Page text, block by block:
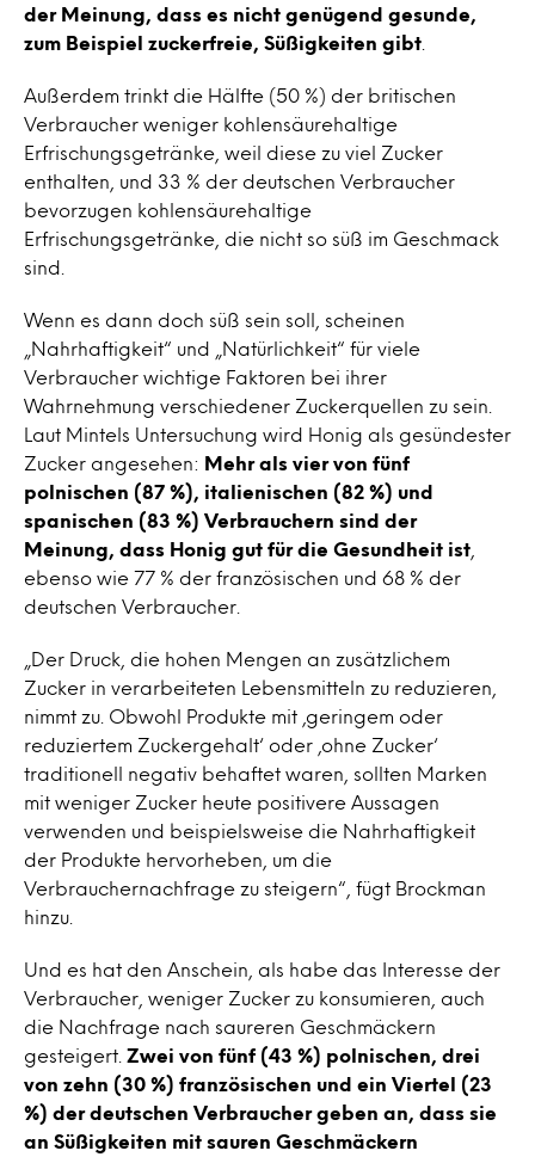
der Meinung, dass es nicht genügend gesunde,
zum Beispiel zuckerfreie, Süßigkeiten gibt
Außerdem trinkt die Hälfte (50 %) der britischen
Verbraucher weniger kohlensäurehaltige
Erfrischungsgetränke, weil diese zu viel Zucker
enthalten, und 33 % der deutschen Verbraucher
bevorzugen kohlensäurehaltige
Erfrischungsgetränke, die nicht so süß im Geschmack
sind.
Wenn es dann doch süß sein soll, scheinen
„Nahrhaftigkeit“ und „Natürlichkeit“ für viele
Verbraucher wichtige Faktoren bei ihrer
Wahrnehmung verschiedener Zuckerquellen zu sein.
Laut Mintels Untersuchung wird Honig als gesündester
Zucker angesehen:
Mehr als vier von fünf
polnischen (87 %), italienischen (82 %) und
spanischen (83 %) Verbrauchern sind der
Meinung, dass Honig gut für die Gesundheit ist
ebenso wie 77 % der französischen und 68 % der
deutschen Verbraucher.
„Der Druck, die hohen Mengen an zusätzlichem
Zucker in verarbeiteten Lebensmitteln zu reduzieren,
nimmt zu. Obwohl Produkte mit ‚geringem oder
reduziertem Zuckergehalt‘ oder ‚ohne Zucker‘
traditionell negativ behaftet waren, sollten Marken
mit weniger Zucker heute positivere Aussagen
verwenden und beispielsweise die Nahrhaftigkeit
der Produkte hervorheben, um die
Verbrauchernachfrage zu steigern“, fügt Brockman
hinzu.
Und es hat den Anschein, als habe das Interesse der
Verbraucher, weniger Zucker zu konsumieren, auch
die Nachfrage nach saureren Geschmäckern
gesteigert. Zwei von fünf (43 %) polnischen, drei
von zehn (30 %) französischen und ein Viertel (23
%) der deutschen Verbraucher geben an, dass sie
an Süßigkeiten mit sauren Geschmäckern